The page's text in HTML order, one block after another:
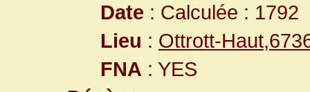
Date : Calculée : 1792
Lieu : Ottrott-
FNA : YES